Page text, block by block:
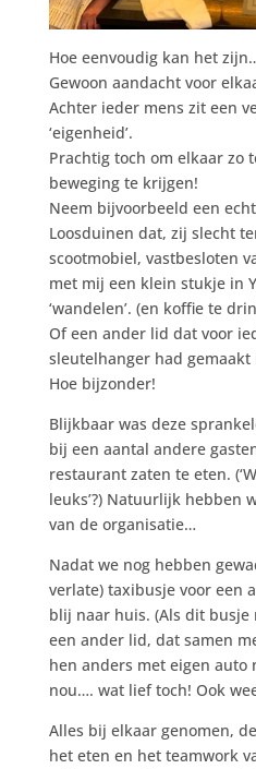
Hoe eenvoudig kan het
Gewoon aandacht voor
Achter ieder mens zit een
‘eigenheid’.
Prachtig toch om elkaar zo
beweging te krijgen!
Neem bijvoorbeeld een
Loosduinen dat, zij slecht
scootmobiel, vastbesloten
met mij een klein stukje in
‘wandelen’. (en koffie te
Of een ander lid dat voor
sleutelhanger had
Hoe bijzonder!
Blijkbaar was deze
bij een aantal andere
restaurant zaten te eten.
leuks’?) Natuurlijk hebben
van de organisatie…
Nadat we nog hebben
verlate) taxibusje voor een
blij naar huis. (Als dit busje
een ander lid, dat samen
hen anders met eigen auto
nou…. wat lief toch! Ook
Alles bij elkaar genomen,
het eten en het teamwork